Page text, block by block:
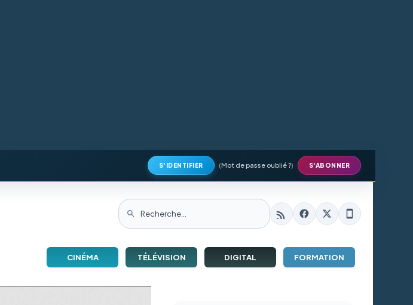
S'IDENTIFIER (Mot de passe oublié ?) S'ABONNER
CINÉMA TÉLÉVISION DIGITAL FORMATION